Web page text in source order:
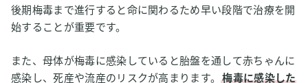
後期梅毒まで進行すると命に関わるため早い段階で治療を開
始することが重要です。
また、母体が梅毒に感染していると胎盤を通して赤ちゃんに
感染し、死産や流産のリスクが高まります。梅毒に感染した